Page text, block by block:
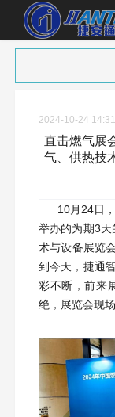
2024-10-24
直击燃气展
气、供热技
10月24日
举办的为期3
术与设备展览
到今天，捷通
彩不断，前来
绝，展览会现